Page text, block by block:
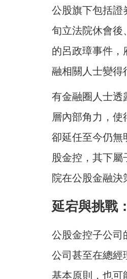
公股旗下包括證
旬立法院休會後
的呂政璋事件，
融相關人士變得
有金融圈人士透
層內部角力，使
卻延任至今仍無
股金控，其下
院在公股金融決
延宕與挑戰
公股金控子公司
公司甚至在總經
基本原則，也可